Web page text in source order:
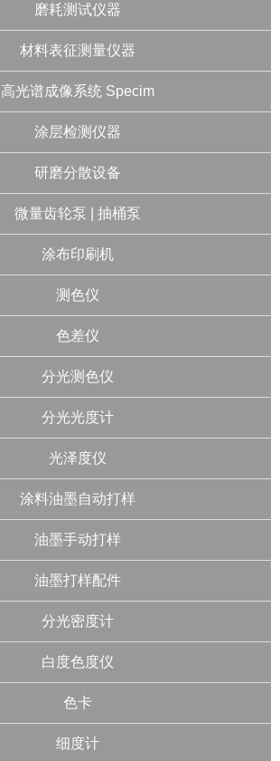
磨耗测试仪器
材料表征测量仪器
高光谱成像系统 Specim
涂层检测仪器
研磨分散设备
微量齿轮泵 | 抽桶泵
涂布印刷机
测色仪
色差仪
分光测色仪
分光光度计
光泽度仪
涂料油墨自动打样
油墨手动打样
油墨打样配件
分光密度计
白度色度仪
色卡
细度计